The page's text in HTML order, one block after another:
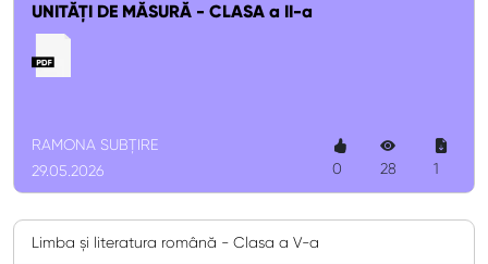
UNITĂȚI DE MĂSURĂ - CLASA a II-a
RAMONA SUBȚIRE
29.05.2026
0 28 1
Limba și literatura română - Clasa a V-a